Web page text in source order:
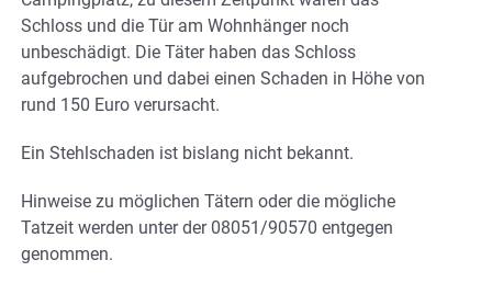
Schloss und die Tür am Wohnhänger noch
unbeschädigt. Die Täter haben das Schloss
aufgebrochen und dabei einen Schaden in Höhe von
rund 150 Euro verursacht.
Ein Stehlschaden ist bislang nicht bekannt.
Hinweise zu möglichen Tätern oder die mögliche
Tatzeit werden unter der 08051/90570 entgegen
genommen.